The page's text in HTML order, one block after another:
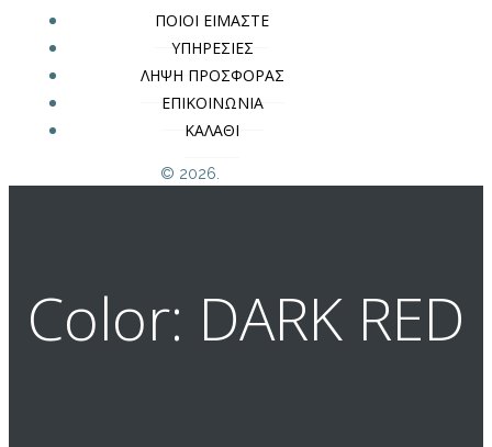
ΠΟΙΟΙ ΕΙΜΑΣΤΕ
ΥΠΗΡΕΣΙΕΣ
ΛΗΨΗ ΠΡΟΣΦΟΡΑΣ
ΕΠΙΚΟΙΝΩΝΙΑ
ΚΑΛΑΘΙ
© 2026.
Color: DARK RED